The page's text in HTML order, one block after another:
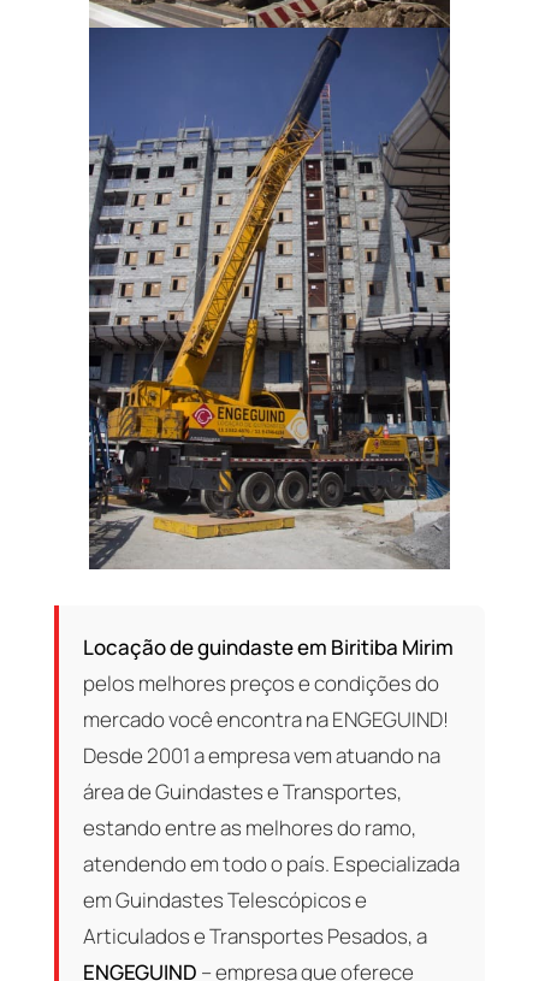
Locação de guindaste em Biritiba Mirim
pelos melhores preços e condições do
mercado você encontra na ENGEGUIND!
Desde 2001 a empresa vem atuando na
área de Guindastes e Transportes,
estando entre as melhores do ramo,
atendendo em todo o país. Especializada
em Guindastes Telescópicos e
Articulados e Transportes Pesados, a
ENGEGUIND – empresa que oferece